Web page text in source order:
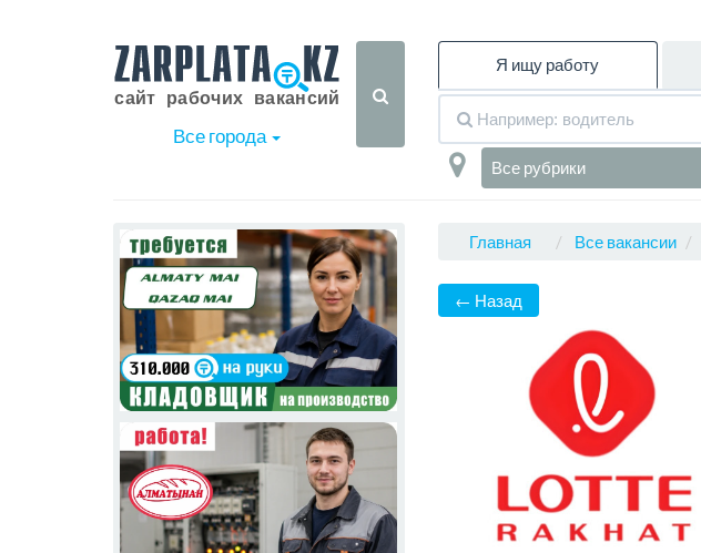
Все города
Я ищу работу
Все рубрики
Главная Все вакансии
← Назад